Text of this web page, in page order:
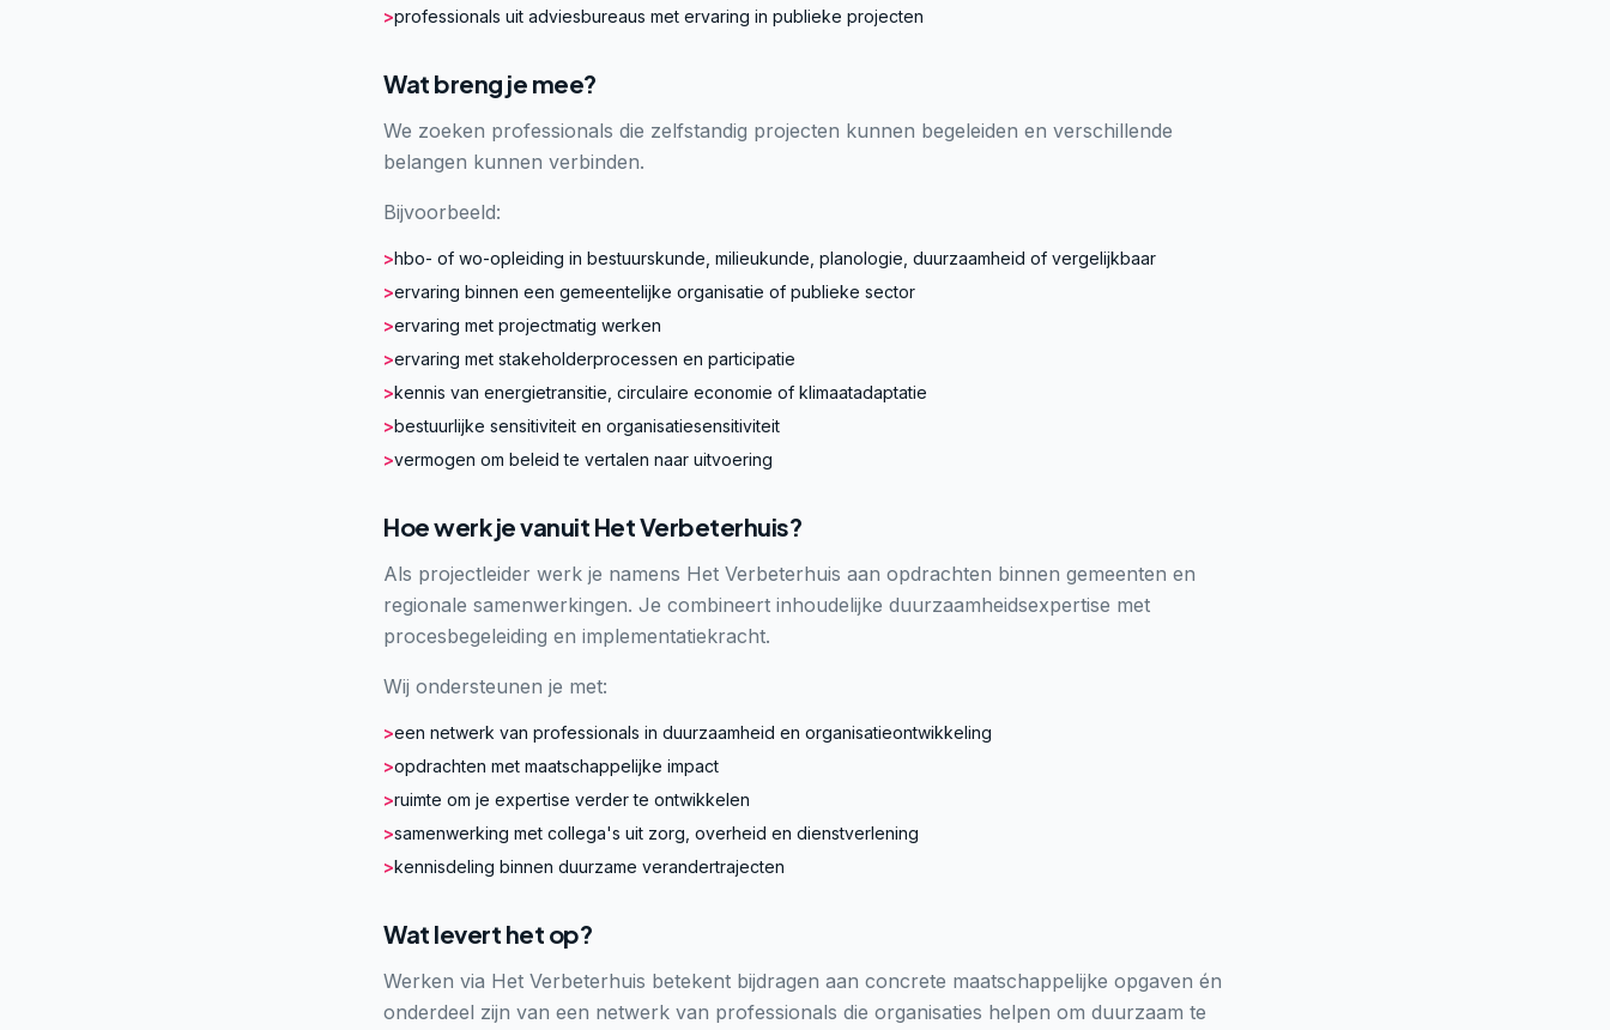
>professionals uit adviesbureaus met ervaring in publieke projecten
Wat breng je mee?
We zoeken professionals die zelfstandig projecten kunnen begeleiden en verschillende
belangen kunnen verbinden.
Bijvoorbeeld:
>hbo- of wo-opleiding in bestuurskunde, milieukunde, planologie, duurzaamheid of vergelijkbaar
>ervaring binnen een gemeentelijke organisatie of publieke sector
>ervaring met projectmatig werken
>ervaring met stakeholderprocessen en participatie
>kennis van energietransitie, circulaire economie of klimaatadaptatie
>bestuurlijke sensitiviteit en organisatiesensitiviteit
>vermogen om beleid te vertalen naar uitvoering
Hoe werk je vanuit Het Verbeterhuis?
Als projectleider werk je namens Het Verbeterhuis aan opdrachten binnen gemeenten en
regionale samenwerkingen. Je combineert inhoudelijke duurzaamheidsexpertise met
procesbegeleiding en implementatiekracht.
Wij ondersteunen je met:
>een netwerk van professionals in duurzaamheid en organisatieontwikkeling
>opdrachten met maatschappelijke impact
>ruimte om je expertise verder te ontwikkelen
>samenwerking met collega's uit zorg, overheid en dienstverlening
>kennisdeling binnen duurzame verandertrajecten
Wat levert het op?
Werken via Het Verbeterhuis betekent bijdragen aan concrete maatschappelijke opgaven én
onderdeel zijn van een netwerk van professionals die organisaties helpen om duurzaam te